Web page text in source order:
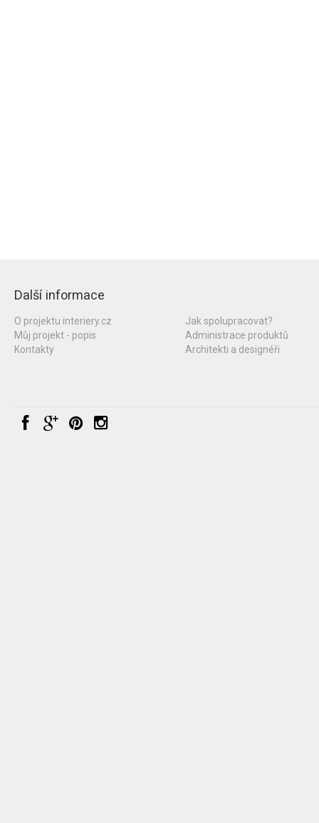
Další informace
O projektu interiery.cz
Můj projekt - popis
Kontakty
Jak spolupracovat?
Administrace produktů
Architekti a designéři